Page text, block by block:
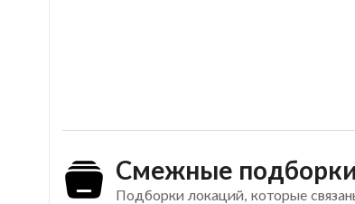
Смежные подборки
Подборки локаций, которые